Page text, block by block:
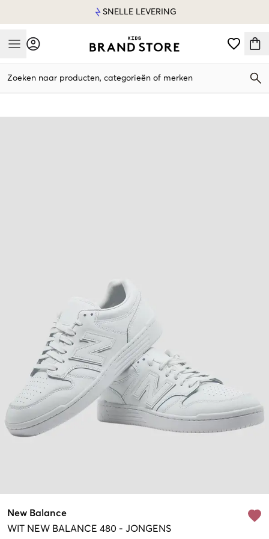
SNELLE LEVERING
Mobile Menu
Zoeken naar producten, categorieën of merken
New Balance
WIT NEW BALANCE 480 - JONGENS